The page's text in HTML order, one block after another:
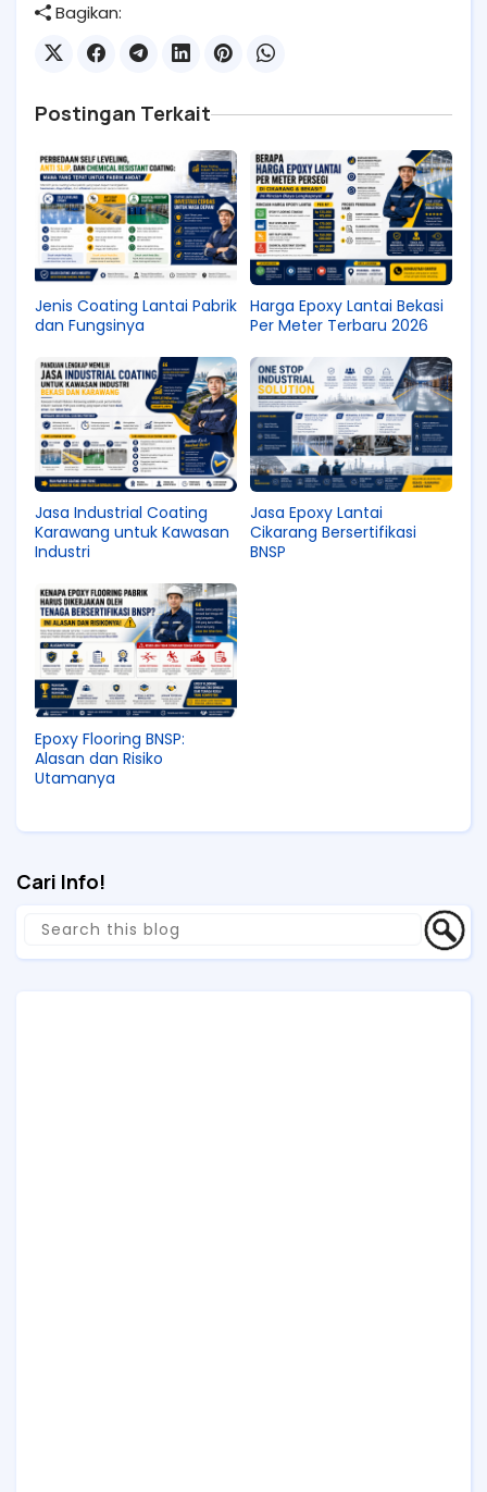
Bagikan:
Postingan Terkait
Jenis Coating Lantai Pabrik
dan Fungsinya
Harga Epoxy Lantai Bekasi
Per Meter Terbaru 2026
Jasa Industrial Coating
Karawang untuk Kawasan
Industri
Jasa Epoxy Lantai
Cikarang Bersertifikasi
BNSP
Epoxy Flooring BNSP:
Alasan dan Risiko
Utamanya
Cari Info!